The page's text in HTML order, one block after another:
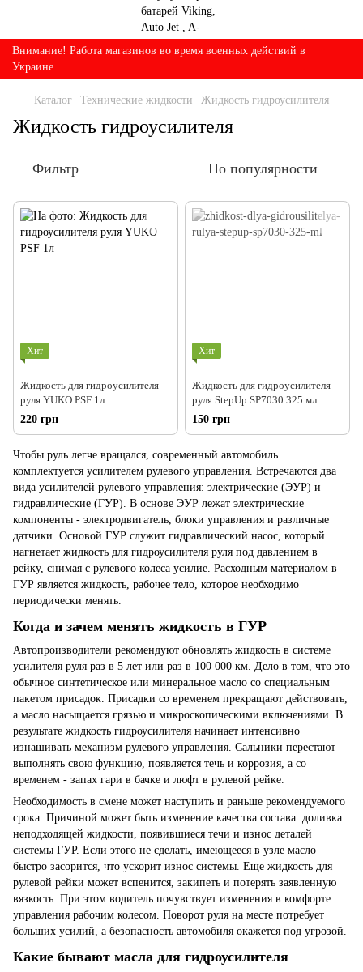
Внимание! Работа магазинов во время военных действий в
Украине
Каталог Технические жидкости Жидкость гидроусилителя
Жидкость гидроусилителя
Фильтр По популярности
Хит
Жидкость для гидроусилителя
руля YUKO PSF 1л
220 грн
Хит
Жидкость для гидроусилителя
руля StepUp SP7030 325 мл
150 грн
Чтобы руль легче вращался, современный автомобиль
комплектуется усилителем рулевого управления. Встречаются два
вида усилителей рулевого управления: электрические (ЭУР) и
гидравлические (ГУР). В основе ЭУР лежат электрические
компоненты - электродвигатель, блоки управления и различные
датчики. Основой ГУР служит гидравлический насос, который
нагнетает жидкость для гидроусилителя руля под давлением в
рейку, снимая с рулевого колеса усилие. Расходным материалом в
ГУР является жидкость, рабочее тело, которое необходимо
периодически менять.
Когда и зачем менять жидкость в ГУР
Автопроизводители рекомендуют обновлять жидкость в системе
усилителя руля раз в 5 лет или раз в 100 000 км. Дело в том, что это
обычное синтетическое или минеральное масло со специальным
пакетом присадок. Присадки со временем прекращают действовать,
а масло насыщается грязью и микроскопическими включениями. В
результате жидкость гидроусилителя начинает интенсивно
изнашивать механизм рулевого управления. Сальники перестают
выполнять свою функцию , появляется течь и коррозия, а со
временем - запах гари в бачке и люфт в рулевой рейке.
Необходимость в смене может наступить и раньше рекомендуемого
срока. Причиной может быть изменение качества состава: доливка
неподходящей жидкости, появившиеся течи и износ деталей
системы ГУР. Если этого не сделать, имеющееся в узле масло
быстро засорится, что ускорит износ системы . Еще жидкость для
рулевой рейки может вспенится, закипеть и потерять заявленную
вязкость. При этом водитель почувствует изменения в комфорте
управления рабочим колесом. Поворот руля на месте потребует
больших усилий, а безопасность автомобиля окажется под угрозой.
Какие бывают масла для гидроусилителя